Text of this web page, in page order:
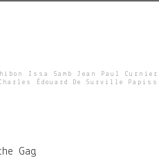
Issa Samb Jean Paul Curnier
Édouard De Surville Papiss
Gag